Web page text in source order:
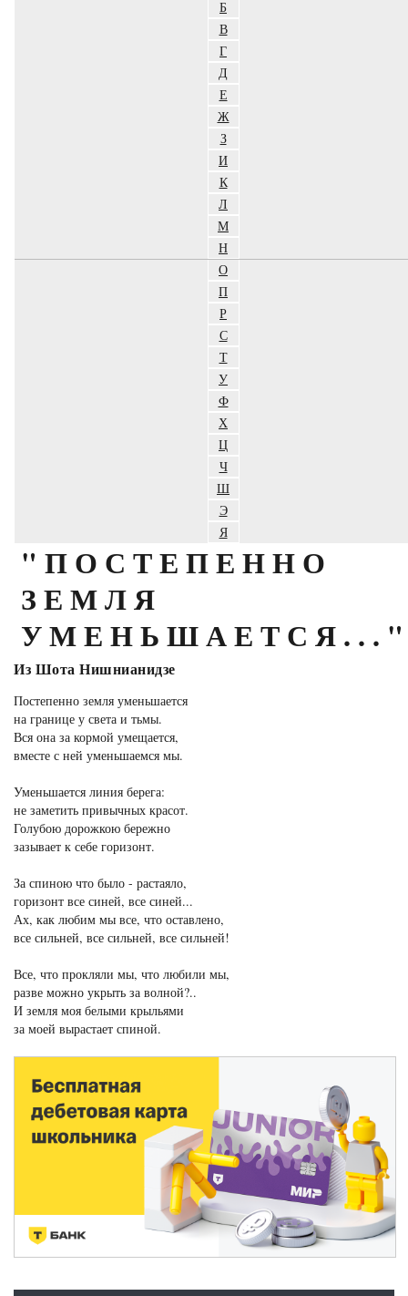
Б
В
Г
Д
Е
Ж
З
И
К
Л
М
Н
О
П
Р
С
Т
У
Ф
Х
Ц
Ч
Ш
Э
Я
"ПОСТЕПЕННО
ЗЕМЛЯ
Из Шота Нишнианидзе
Постепенно земля уменьшается
на границе у света и тьмы.
Вся она за кормой умещается,
вместе с ней уменьшаемся мы.
Уменьшается линия берега:
не заметить привычных красот.
Голубою дорожкою бережно
зазывает к себе горизонт.
За спиною что было - растаяло,
горизонт все синей, все синей...
Ах, как любим мы все, что оставлено,
все сильней, все сильней, все сильней!
Все, что прокляли мы, что любили мы,
разве можно укрыть за волной?..
И земля моя белыми крыльями
за моей вырастает спиной.